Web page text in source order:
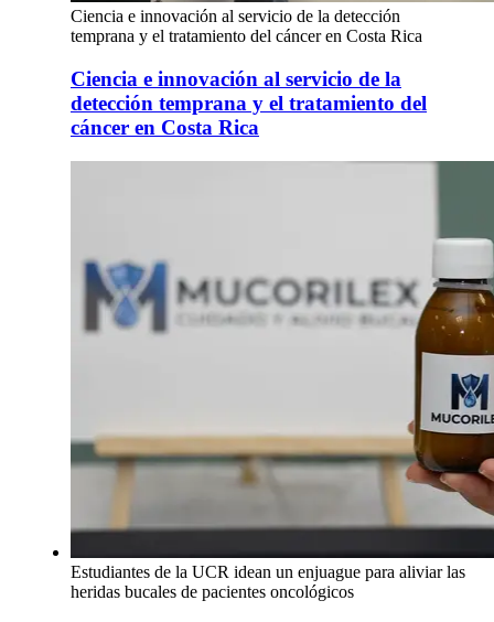
Ciencia e innovación al servicio de la detección
temprana y el tratamiento del cáncer en Costa Rica
Ciencia e innovación al servicio de la
detección temprana y el tratamiento del
cáncer en Costa Rica
Estudiantes de la UCR idean un enjuague para aliviar las
heridas bucales de pacientes oncológicos